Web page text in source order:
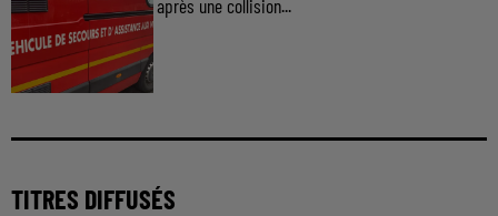
après une collision...
TITRES DIFFUSÉS